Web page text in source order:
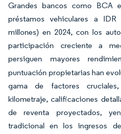
Grandes bancos como BCA
préstamos vehiculares a
millones) en 2024, con los
participación creciente a
persiguen mayores
puntuación propietarias han
gama de factores
kilometraje, calificaciones
de reventa proyectados,
tradicional en los ingresos